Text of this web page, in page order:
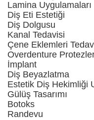
Lamina Uygulamaları
Diş Eti Estetiği
Diş Dolgusu
Kanal Tedavisi
Çene Eklemleri
Overdenture
İmplant
Diş Beyazlatma
Estetik Diş Hekimliği
Gülüş Tasarımı
Botoks
Randevu